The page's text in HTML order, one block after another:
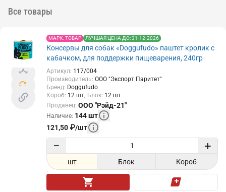
Все товары
МАРК. ТОВАР ЛУЧШАЯ ЦЕНА ДО: 31-12-2026
Консервы для собак «Doggufudo» паштет кролик с
кабачком, для поддержки пищеварения, 240гр
Артикул: 117/004
Производитель: ООО "Экспорт Паритет"
Бренд: Doggufudo
Короб: 12 шт Блок: 12 шт
Продавец: ООО "Рэйд-21"
Наличие: 144шт
121,50 ₽/шт
− +
шт Блок Короб